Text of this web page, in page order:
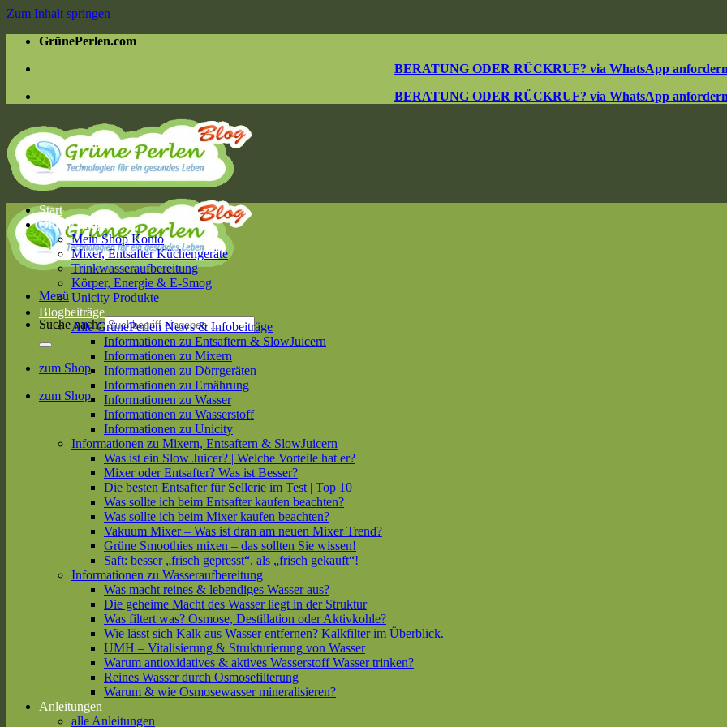
Zum Inhalt springen
GrünePerlen.com
BERATUNG ODER RÜCKRUF? via WhatsApp
BERATUNG ODER RÜCKRUF? via WhatsApp
Menü
Suche nach:
zum Shop
zum Shop
Start
Online Shop
Mein Shop Konto
Mixer, Entsafter Küchengeräte
Trinkwasseraufbereitung
Körper, Energie & E-Smog
Unicity Produkte
Blogbeiträge
Alle GrünePerlen News & Infobeiträge
Informationen zu Entsaftern & SlowJuicern
Informationen zu Mixern
Informationen zu Dörrgeräten
Informationen zu Ernährung
Informationen zu Wasser
Informationen zu Wasserstoff
Informationen zu Unicity
Informationen zu Mixern, Entsaftern & SlowJuicern
Was ist ein Slow Juicer? | Welche Vorteile hat er?
Mixer oder Entsafter? Was ist Besser?
Die besten Entsafter für Sellerie im Test | Top 10
Was sollte ich beim Entsafter kaufen beachten?
Was sollte ich beim Mixer kaufen beachten?
Vakuum Mixer – Was ist dran am neuen Mixer Trend?
Grüne Smoothies mixen – das sollten Sie wissen!
Saft: besser „frisch gepresst“, als „frisch gekauft“!
Informationen zu Wasseraufbereitung
Was macht reines & lebendiges Wasser aus?
Die geheime Macht des Wasser liegt in der Struktur
Was filtert was? Osmose, Destillation oder Aktivkohle?
Wie lässt sich Kalk aus Wasser entfernen? Kalkfilter im Überblick.
UMH – Vitalisierung & Strukturierung von Wasser
Warum antioxidatives & aktives Wasserstoff Wasser trinken?
Reines Wasser durch Osmosefilterung
Warum & wie Osmosewasser mineralisieren?
Anleitungen
alle Anleitungen